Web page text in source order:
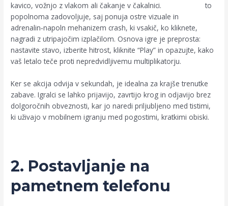
kavico, vožnjo z vlakom ali čakanje v čakalnici.
to
popolnoma zadovoljuje, saj ponuja ostre vizuale in
adrenalin‑napoln mehanizem crash, ki vsakič, ko kliknete,
nagradi z utripajočim izplačilom. Osnova igre je preprosta:
nastavite stavo, izberite hitrost, kliknite “Play” in opazujte, kako
vaš letalo teče proti nepredvidljivemu multiplikatorju.
Ker se akcija odvija v sekundah, je idealna za krajše trenutke
zabave. Igralci se lahko prijavijo, zavrtijo krog in odjavijo brez
dolgoročnih obveznosti, kar jo naredi priljubljeno med tistimi,
ki uživajo v mobilnem igranju med pogostimi, kratkimi obiski.
2. Postavljanje na
pametnem telefonu